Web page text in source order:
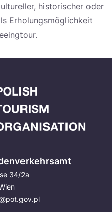
historischer oder
Erholungsmöglichkeit
34/2a